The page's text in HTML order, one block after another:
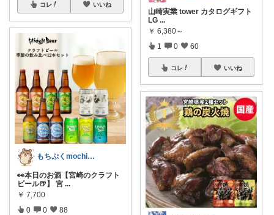
コレ いいね
もちぷくmochipuku☘️7日感謝
👀本日のお酒【宮崎のクラフト
ビール🍺】 宮 ...
￥ 7,700
0 0 88
山崎実業 tower カタログギフト
LG ...
￥ 6,380～
1 0 60
コレ いいね